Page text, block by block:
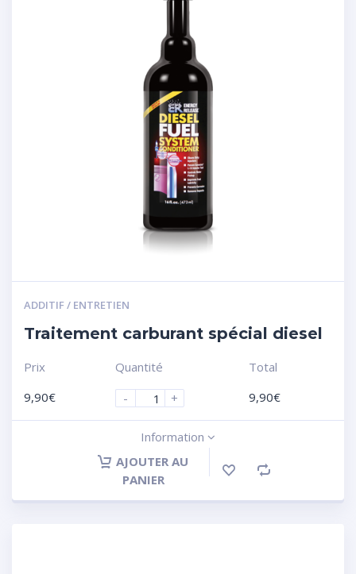
ADDITIF / ENTRETIEN
Traitement carburant spécial diesel
Prix
9,90€
Quantité
-
+
Total
9,90€
Information
AJOUTER AU
PANIER